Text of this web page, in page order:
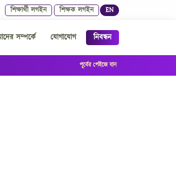
শিক্ষার্থী লগইন শিক্ষক লগইন EN
সম্পর্কে যোগাযোগ নিবন্ধন
পূর্বের পেইজে যান